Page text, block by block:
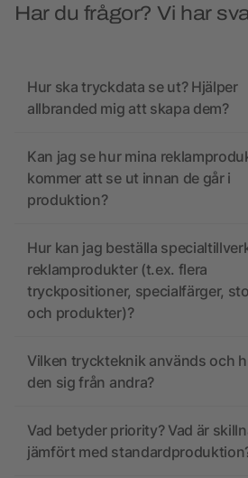
Har du frågor? Vi har
Hur ska tryckdata se ut? Hjälper
allbranded mig att skapa dem?
Kan jag se hur mina
kommer att se ut innan de går i
produktion?
Hur kan jag beställa
reklamprodukter (t.ex. flera
tryckpositioner, specialfärger,
och produkter)?
Vilken tryckteknik används och
den sig från andra?
Vad betyder priority? Vad är
jämfört med